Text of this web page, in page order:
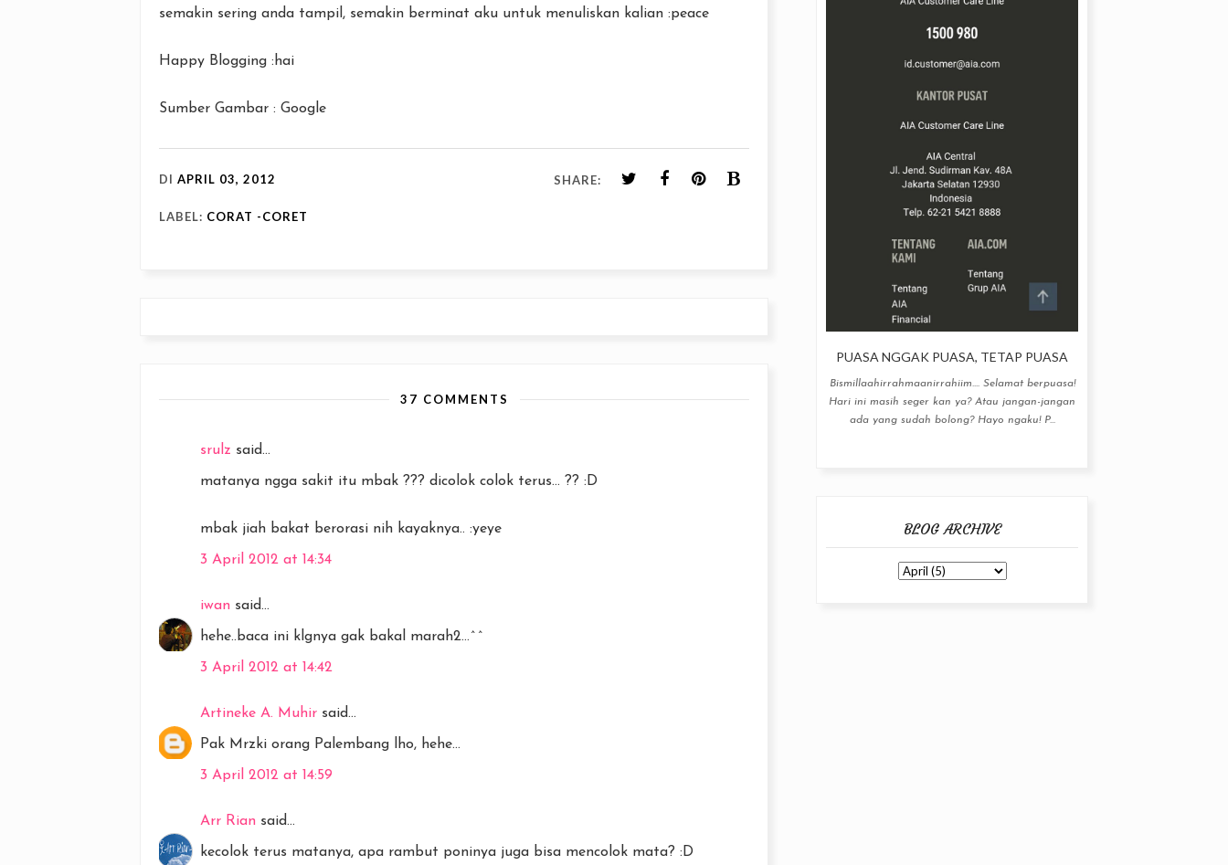
semakin sering anda tampil, semakin berminat aku untuk menuliskan kalian :peace
Happy Blogging :hai
Sumber Gambar : Google
DI APRIL 03, 2012 SHARE:
LABEL: CORAT -CORET
37 COMMENTS
srulz said...
matanya ngga sakit itu mbak ??? dicolok colok terus... ?? :D
mbak jiah bakat berorasi nih kayaknya.. :yeye
3 April 2012 at 14:34
iwan said...
hehe..baca ini klgnya gak bakal marah2...^^
3 April 2012 at 14:42
Artineke A. Muhir said...
Pak Mrzki orang Palembang lho, hehe...
3 April 2012 at 14:59
Arr Rian said...
kecolok terus matanya, apa rambut poninya juga bisa mencolok mata? :D
PUASA NGGAK PUASA, TETAP PUASA
Bismillaahirrahmaanirrahiim.... Selamat berpuasa!
Hari ini masih seger kan ya? Atau jangan-jangan
ada yang sudah bolong? Hayo ngaku! P...
BLOG ARCHIVE